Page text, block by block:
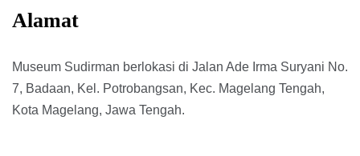
Alamat
Museum Sudirman berlokasi di Jalan Ade Irma Suryani No.
7, Badaan, Kel. Potrobangsan, Kec. Magelang Tengah,
Kota Magelang, Jawa Tengah.